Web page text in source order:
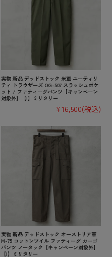
実物 新品 デッドストック 米軍 ユーティリ
ティ トラウザーズ OG-507 スラッシュポケ
ット / ファティーグパンツ【キャンペーン
対象外】【I】ミリタリー
¥16,500(税込)
実物 新品 デッドストック オーストリア軍
M-75 コットンツイル ファティーグ カーゴ
パンツ ノータック【キャンペーン対象外】
【I】ミリタリー